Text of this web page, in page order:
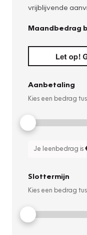
vrijblijvende
Maandbedrag
Aanbetaling
Kies een bedrag
Je leenbedrag is
Slottermijn
Kies een bedrag